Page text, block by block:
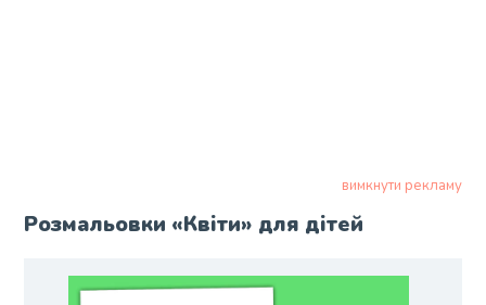
вимкнути рекламу
Розмальовки «Квіти» для дітей